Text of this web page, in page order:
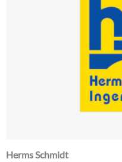
Herms Schmidt